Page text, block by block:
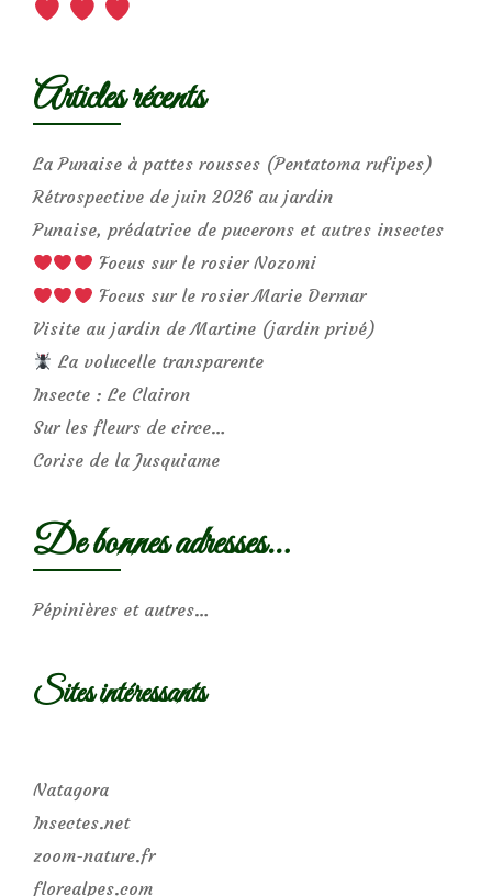
Articles récents
La Punaise à pattes rousses (Pentatoma rufipes)
Rétrospective de juin 2026 au jardin
Punaise, prédatrice de pucerons et autres insectes
Focus sur le rosier Nozomi
Focus sur le rosier Marie Dermar
Visite au jardin de Martine (jardin privé)
La volucelle transparente
Insecte : Le Clairon
Sur les fleurs de circe…
Corise de la Jusquiame
De bonnes adresses…
Pépinières et autres…
Sites intéressants
Natagora
Insectes.net
zoom-nature.fr
florealpes.com